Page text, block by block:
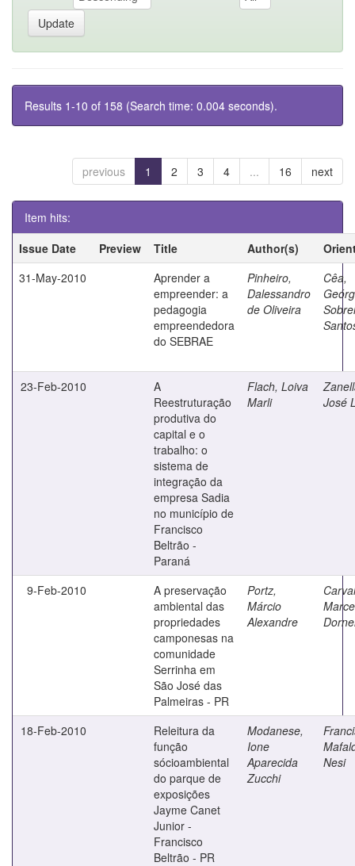
Results 1-10 of 158 (Search time: 0.004 seconds).
previous 1 2 3 4 ... 16 next
Item hits:
Issue Date
Preview Title Author(s)
31-May-2010
Aprender a
empreender: a
pedagogia
empreendedora
do SEBRAE
Pinheiro,
Dalessandro
de Oliveira
Cêa,
23-Feb-2010
A
Reestruturação
produtiva do
capital e o
trabalho: o
sistema de
integração da
empresa Sadia
no município de
Francisco
Beltrão -
Paraná
Flach, Loiva
Marli
José
9-Feb-2010
A preservação
ambiental das
propriedades
camponesas na
comunidade
Serrinha em
São José das
Palmeiras - PR
Portz,
Márcio
Alexandre
18-Feb-2010
Releitura da
função
sócioambiental
do parque de
exposições
Jayme Canet
Junior -
Francisco
Beltrão - PR
Modanese,
Ione
Aparecida
Zucchi
Nesi